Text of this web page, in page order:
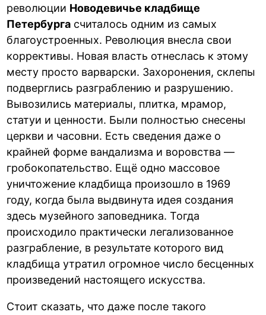
революции Новодевичье кладбище
Петербурга считалось одним из самых
благоустроенных. Революция внесла свои
коррективы. Новая власть отнеслась к этому
месту просто варварски. Захоронения, склепы
подверглись разграблению и разрушению.
Вывозились материалы, плитка, мрамор,
статуи и ценности. Были полностью снесены
церкви и часовни. Есть сведения даже о
крайней форме вандализма и воровства —
гробокопательство. Ещё одно массовое
уничтожение кладбища произошло в 1969
году, когда была выдвинута идея создания
здесь музейного заповедника. Тогда
происходило практически легализованное
разграбление, в результате которого вид
кладбища утратил огромное число бесценных
произведений настоящего искусства.
Стоит сказать, что даже после такого